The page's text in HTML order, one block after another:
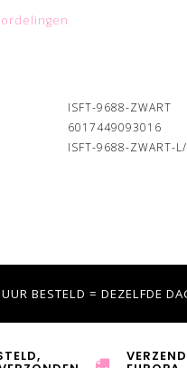
ISFT-9688-ZWART
6017449093016
ISFT-9688-ZWART-L/
BESTELD = DEZELFDE